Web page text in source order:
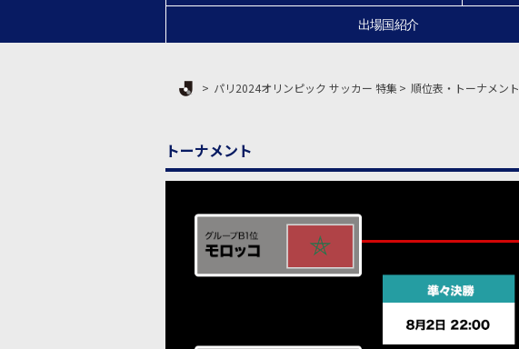
出場国紹介
Ｊリーグ TOP
パリ2024オリンピック サッカー 特集 順位表・トーナメント
トーナメント